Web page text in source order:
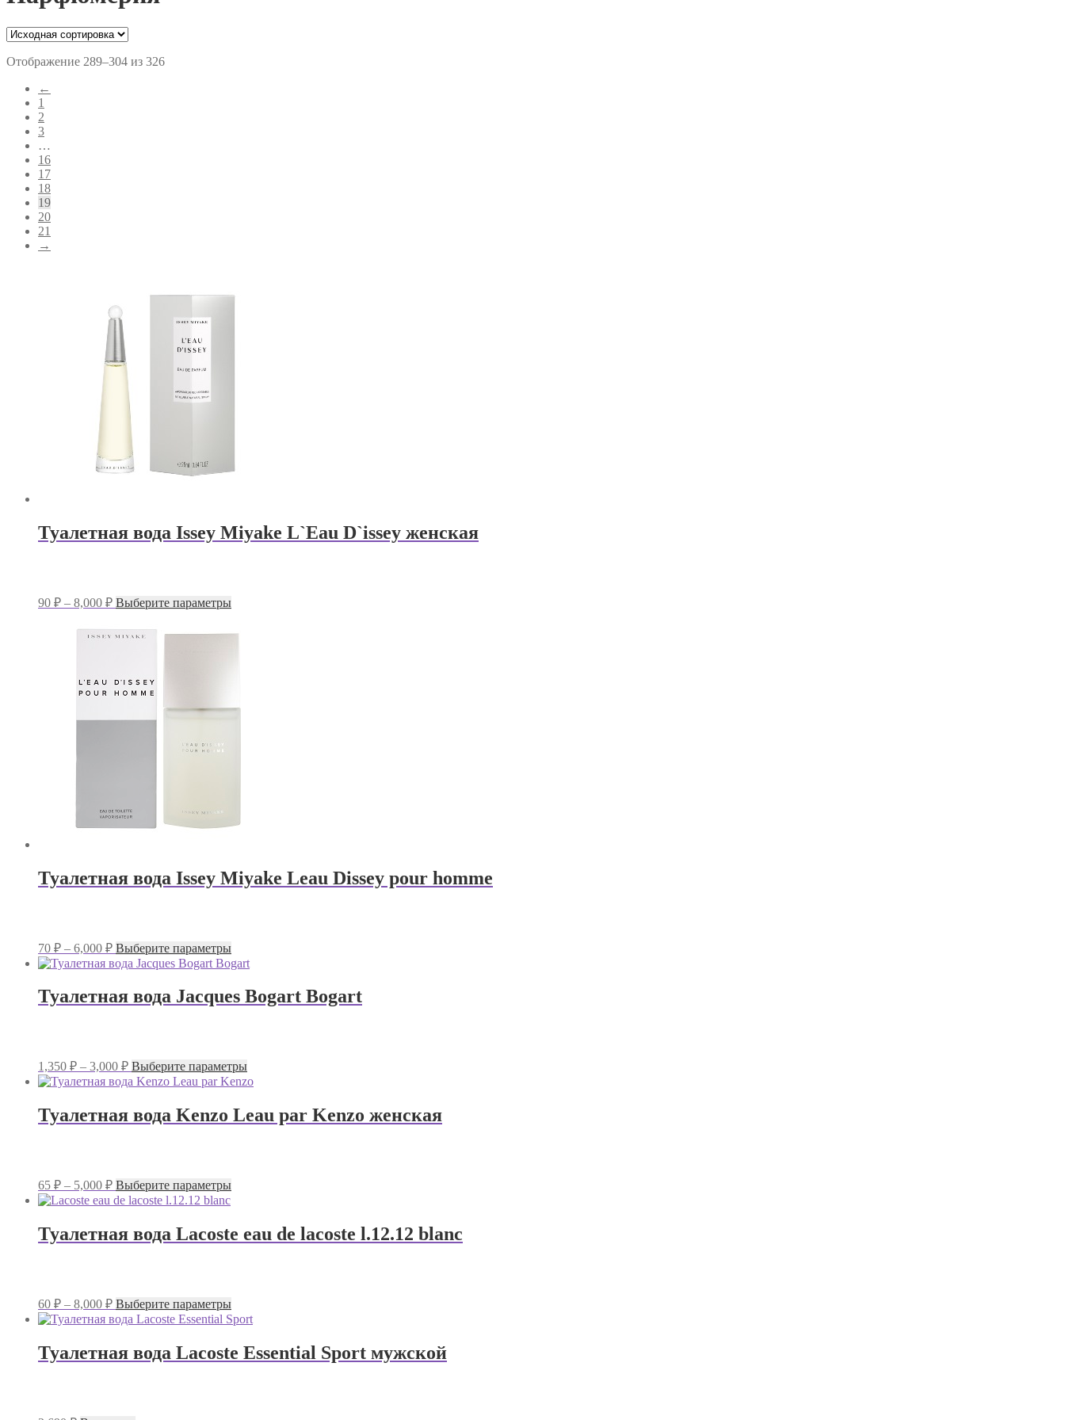
Отображение 289–304 из 326
←
1
2
3
…
16
17
18
19
20
21
→
Туалетная вода Issey Miyake L`Eau D`issey женская
90 ₽ – 8,000 ₽Диапазон
90 ₽
Выберите параметрыЭтот
на
Туалетная вода Issey Miyake Leau Dissey pour homme
70 ₽ – 6,000 ₽Диапазон
цен:
–
6,000 ₽
Выберите параметрыЭтот
товар
имеет
несколько
вариаций.
странице
товара.
Туалетная вода Jacques Bogart Bogart
1,350 ₽ – 3,000 ₽Диапазон
цен:
3,000 ₽
Выберите параметрыЭтот
товар
имеет
вариаций.
Туалетная вода Kenzo Leau par Kenzo женская
65 ₽ – 5,000 ₽Диапазон
цен:
5,000 ₽
Выберите параметрыЭтот
несколько
вариаций.
странице
товара.
Туалетная вода Lacoste eau de lacoste l.12.12 blanc
60 ₽ – 8,000 ₽Диапазон
цен:
8,000 ₽
Выберите параметрыЭтот
товар
имеет
несколько
вариаций.
Туалетная вода Lacoste Essential Sport мужской